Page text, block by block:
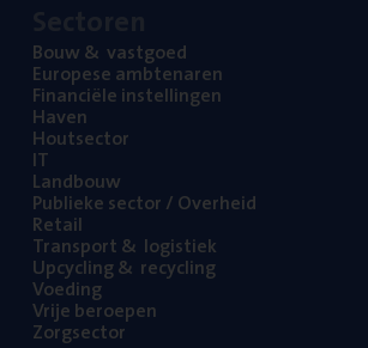
Bouw& vastgoed
Euro­pe­se ambtenaren
Finan­ci­ë­le instellingen
Haven
Hout­sec­tor
IT
Land­bouw
Publie­ke sec­tor / Overheid
Retail
Trans­port& logistiek
Upcy­cling& recycling
Voe­ding
Vrije beroe­pen
Zorg­sec­tor